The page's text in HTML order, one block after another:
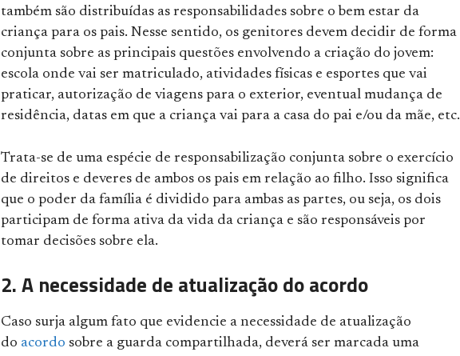
também são distribuídas as responsabilidades sobre o bem estar da
criança para os pais. Nesse sentido, os genitores devem decidir de forma
conjunta sobre as principais questões envolvendo a criação do jovem:
escola onde vai ser matriculado, atividades físicas e esportes que vai
praticar, autorização de viagens para o exterior, eventual mudança de
residência, datas em que a criança vai para a casa do pai e/ou da mãe, etc.
Trata-se de uma espécie de responsabilização conjunta sobre o exercício
de direitos e deveres de ambos os pais em relação ao filho. Isso significa
que o poder da família é dividido para ambas as partes, ou seja, os dois
participam de forma ativa da vida da criança e são responsáveis por
tomar decisões sobre ela.
2. A necessidade de atualização do acordo
Caso surja algum fato que evidencie a necessidade de atualização
do acordo sobre a guarda compartilhada, deverá ser marcada uma